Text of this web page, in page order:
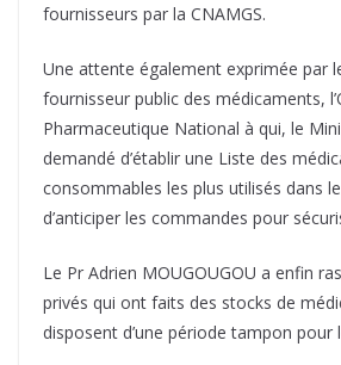
fournisseurs par la CNAMGS.
Une attente également exprimée par
fournisseur public des médicaments,
Pharmaceutique National à qui, le
demandé d’établir une Liste des
consommables les plus utilisés dans
d’anticiper les commandes pour
Le Pr Adrien MOUGOUGOU a enfin
privés qui ont faits des stocks de
disposent d’une période tampon pour